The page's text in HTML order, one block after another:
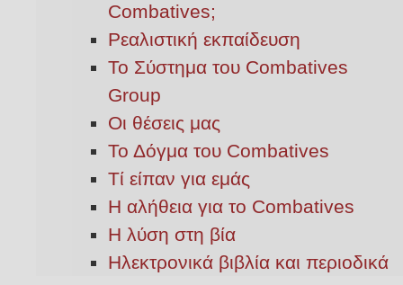
Combatives;
Ρεαλιστική εκπαίδευση
Το Σύστημα του Combatives
Group
Οι θέσεις μας
Το Δόγμα του Combatives
Τί είπαν για εμάς
Η αλήθεια για το Combatives
Η λύση στη βία
Ηλεκτρονικά βιβλία και περιοδικά